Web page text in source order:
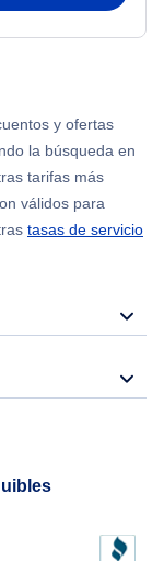
y ofertas
la búsqueda en
tarifas más
válidos para
tasas de servicio